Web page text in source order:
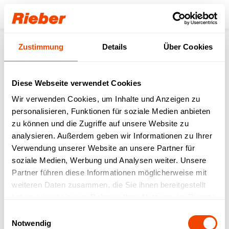
Zustimmung Details Über Cookies
Diese Webseite verwendet Cookies
Wir verwenden Cookies, um Inhalte und Anzeigen zu
personalisieren, Funktionen für soziale Medien anbieten
zu können und die Zugriffe auf unsere Website zu
analysieren. Außerdem geben wir Informationen zu Ihrer
Verwendung unserer Website an unsere Partner für
soziale Medien, Werbung und Analysen weiter. Unsere
Partner führen diese Informationen möglicherweise mit
weiteren Daten zusammen, die Sie ihnen bereitgestellt
Notwendig
Login
Unser Download-
Bereich für Sie.
Step 1: Wählen Sie Ihr Produkt / Ihre
Produktfamilie aus
Step 2: Wählen sie Ihren Download-Typ aus
FREI VERFÜGBAR
| Datenblätter |
Betriebsanleitungen | Prospekte | Kataloge
MIT LOGIN VERFÜGBAR| Bruttopreislisten |